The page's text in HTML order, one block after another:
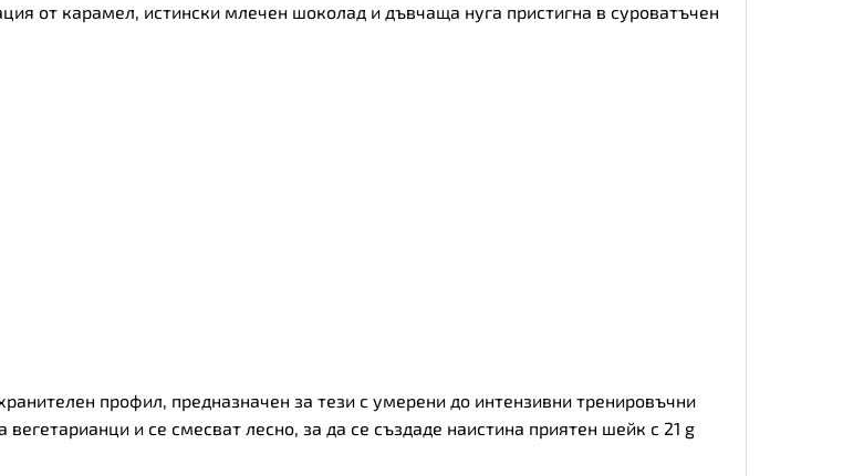
от карамел, истински млечен шоколад и дъвчаща нуга пристигна в суроватъчен
профил, предназначен за тези с умерени до интензивни тренировъчни
и се смесват лесно, за да се създаде наистина приятен шейк с 21 g